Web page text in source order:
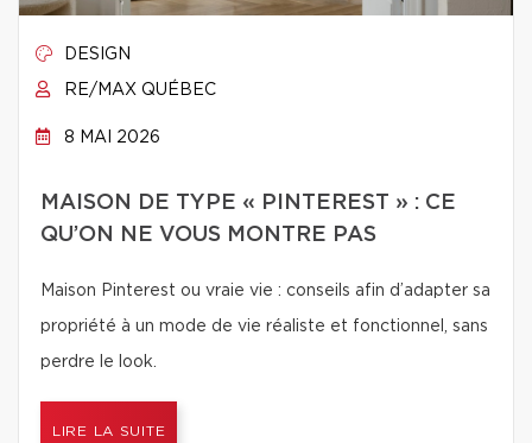
DESIGN
RE/MAX QUÉBEC
8 MAI 2026
MAISON DE TYPE « PINTEREST » : CE
QU’ON NE VOUS MONTRE PAS
Maison Pinterest ou vraie vie : conseils afin d’adapter sa
propriété à un mode de vie réaliste et fonctionnel, sans
perdre le look.
LIRE LA SUITE